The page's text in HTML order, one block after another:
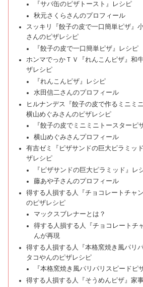
『サバ缶のピザトースト』レシピ
秋元さくらさんのプロフィール
スッキリ『餃子の皮で一口簡単ピザ』
さんのピザレシピ
『餃子の皮で一口簡単ピザ』レシピ
ホンマでっかＴＶ『れんこんピザ』和
ザレシピ
『れんこんピザ』レシピ
水田信二さんのプロフィール
ヒルナンデス『餃子の皮で作るミニミ
横山めぐみさんのピザレシピ
『餃子の皮でミニミニトースターピ
横山めぐみさんプロフィール
有吉ゼミ『ピザサンドの巨大ピラミッ
ザレシピ
『ピザサンドの巨大ピラミッド』レ
藤あや子さんのプロフィール
得する人損する人『チョコレートチャ
のピザレシピ
マックスブレナーとは？
得する人損する人『チョコレートチ
んが再現
得する人損する人『本格窯焼き風パリ
タコやんのピザレシピ
『本格窯焼き風パリパリスピードピ
得する人損する人『そうめんピザ』家